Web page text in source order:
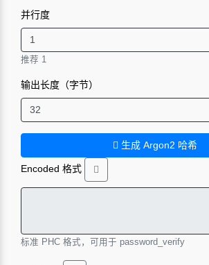
并行度
推荐 1
输出长度（字节）
生成 Argon2 哈希
Encoded 格式
标准 PHC 格式，可用于 password_verify